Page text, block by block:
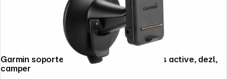
Garmin soporte de ventosa para 7" PNDs active, dezl,
camper